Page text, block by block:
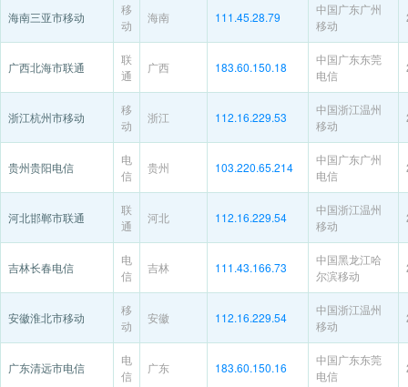
海南三亚市移动
移
动
海南 111.45.28.79
中国广东广州
移动
广西北海市联通
联
通
广西 183.60.150.18
中国广东东莞
电信
浙江杭州市移动
移
动
浙江 112.16.229.53
中国浙江温州
移动
贵州贵阳电信
电
信
贵州 103.220.65.214
中国广东广州
电信
河北邯郸市联通
联
通
河北 112.16.229.54
中国浙江温州
移动
吉林长春电信
电
信
吉林 111.43.166.73
中国黑龙江哈
尔滨移动
安徽淮北市移动
移
动
安徽 112.16.229.54
中国浙江温州
移动
广东清远市电信
电
信
广东 183.60.150.16
中国广东东莞
电信